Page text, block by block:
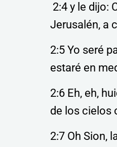
2:4 y le dijo:
Jerusalén, a
2:5 Yo seré
estaré en
2:6 Eh, eh,
de los cielos
2:7 Oh Sion,